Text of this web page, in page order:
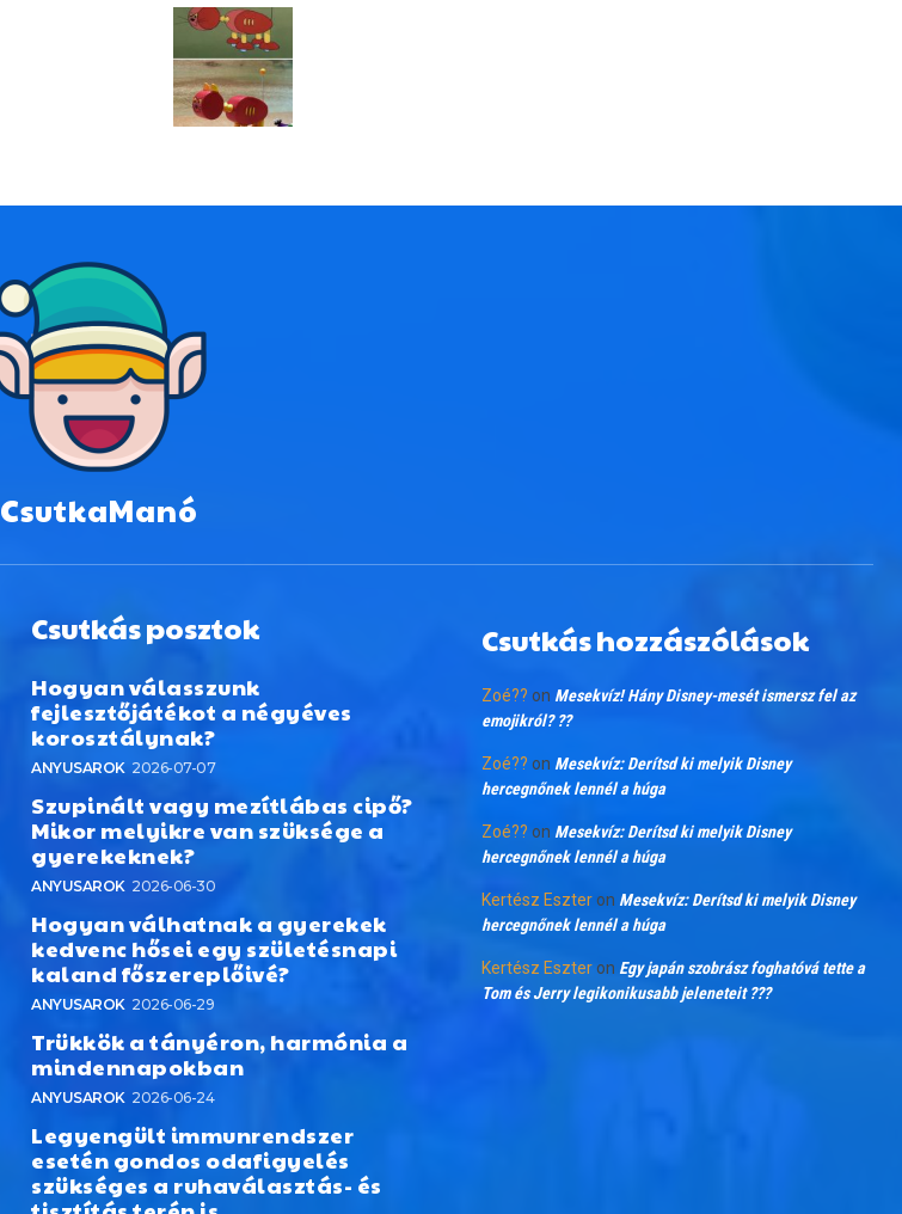
CsutkaManó
Csutkás posztok
Hogyan válasszunk
fejlesztőjátékot a négyéves
korosztálynak?
ANYUSAROK 2026-07-07
Szupinált vagy mezítlábas cipő?
Mikor melyikre van szüksége a
gyerekeknek?
ANYUSAROK 2026-06-30
Hogyan válhatnak a gyerekek
kedvenc hősei egy születésnapi
kaland főszereplőivé?
ANYUSAROK 2026-06-29
Trükkök a tányéron, harmónia a
mindennapokban
ANYUSAROK 2026-06-24
Legyengült immunrendszer
esetén gondos odafigyelés
szükséges a ruhaválasztás- és
Csutkás hozzászólások
Zoé?? on Mesekvíz! Hány Disney-mesét ismersz fel az
emojikról? ??
Zoé?? on Mesekvíz: Derítsd ki melyik Disney
hercegnőnek lennél a húga
Zoé?? on Mesekvíz: Derítsd ki melyik Disney
hercegnőnek lennél a húga
Kertész Eszteron Mesekvíz: Derítsd ki melyik Disney
hercegnőnek lennél a húga
Kertész Eszteron Egy japán szobrász foghatóvá tette a
Tom és Jerry legikonikusabb jeleneteit ???